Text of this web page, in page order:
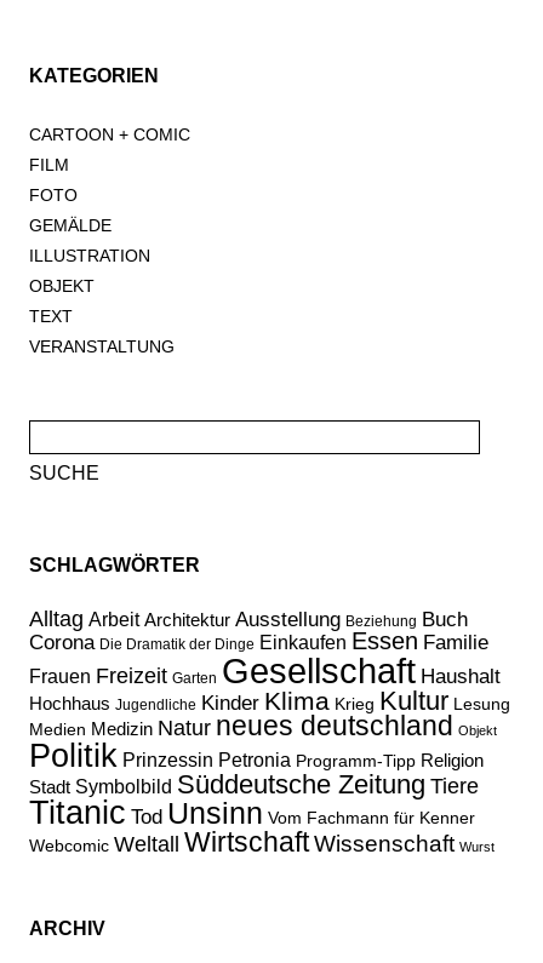
KATEGORIEN
CARTOON + COMIC
FILM
FOTO
GEMÄLDE
ILLUSTRATION
OBJEKT
TEXT
VERANSTALTUNG
nach:
SCHLAGWÖRTER
Alltag Arbeit Architektur Ausstellung Beziehung Buch
Corona Die Dramatik der Dinge Einkaufen Essen Familie
Frauen Freizeit Garten Gesellschaft Haushalt
Hochhaus Jugendliche Kinder Klima Krieg Kultur Lesung
Medien Medizin Natur neues deutschland Objekt
Politik Prinzessin Petronia Programm-Tipp Religion
Stadt Symbolbild Süddeutsche Zeitung Tiere
Titanic Tod Unsinn Vom Fachmann für Kenner
Webcomic Weltall WirtschaftWissenschaft Wurst
ARCHIV